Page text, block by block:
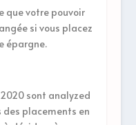
que votre pouvoir
si vous placez
épargne.
sont analyzed
des placements en